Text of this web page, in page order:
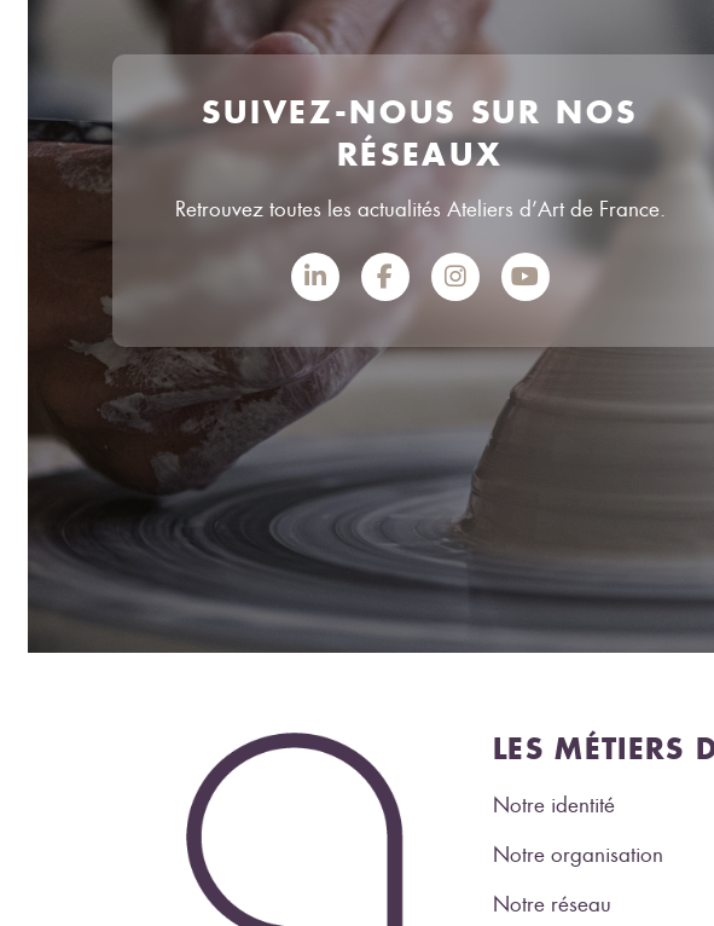
SUIVEZ-NOUS SUR NOS
RÉSEAUX
Retrouvez toutes les actualités Ateliers d’Art de France.
LES MÉTIERS
Notre identité
Notre organisation
Notre réseau